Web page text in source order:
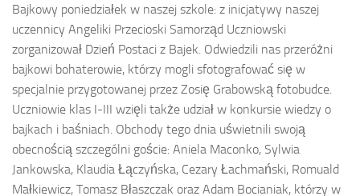
Bajkowy poniedziałek w naszej szkole: z inicjatywy naszej
uczennicy Angeliki Przecioski Samorząd Uczniowski
zorganizował Dzień Postaci z Bajek. Odwiedzili nas przeróżni
bajkowi bohaterowie, którzy mogli sfotografować się w
specjalnie przygotowanej przez Zosię Grabowską fotobudce.
Uczniowie klas I-III wzięli także udział w konkursie wiedzy o
bajkach i baśniach. Obchody tego dnia uświetnili swoją
obecnością szczególni goście: Aniela Maconko, Sylwia
Jankowska, Klaudia Łączyńska, Cezary Łachmański, Romuald
Małkiewicz, Tomasz Błaszczak oraz Adam Bocianiak, którzy w